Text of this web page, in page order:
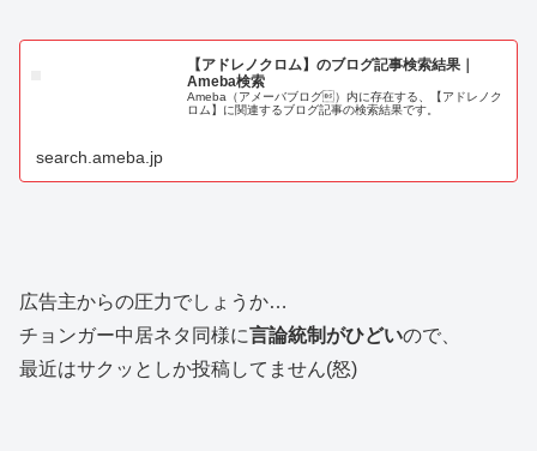
【アドレノクロム】のブログ記事検索結果｜
Ameba検索
Ameba（アメーバブログ）内に存在する、【アドレノク
ロム】に関連するブログ記事の検索結果です。
search.ameba.jp
広告主からの圧力でしょうか…
チョンガー中居ネタ同様に言論統制がひどいので、
最近はサクッとしか投稿してません(怒)